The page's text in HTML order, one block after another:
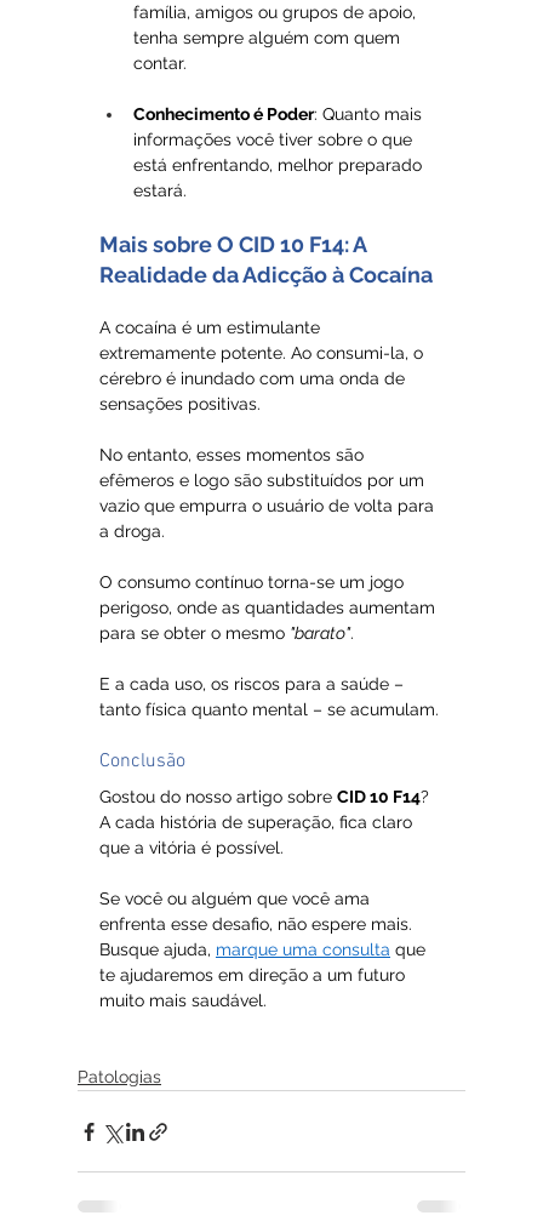
família, amigos ou grupos de apoio,
tenha sempre alguém com quem
contar.
Conhecimento é Poder: Quanto mais
informações você tiver sobre o que
está enfrentando, melhor preparado
estará.
Mais sobre O CID 10 F14: A
Realidade da Adicção à Cocaína
A cocaína é um estimulante
extremamente potente. Ao consumi-la, o
cérebro é inundado com uma onda de
sensações positivas.
No entanto, esses momentos são
efêmeros e logo são substituídos por um
vazio que empurra o usuário de volta para
a droga.
O consumo contínuo torna-se um jogo
perigoso, onde as quantidades aumentam
para se obter o mesmo "barato".
E a cada uso, os riscos para a saúde –
tanto física quanto mental – se acumulam.
Conclusão
Gostou do nosso artigo sobre CID 10 F14?
A cada história de superação, fica claro
que a vitória é possível.
Se você ou alguém que você ama
enfrenta esse desafio, não espere mais.
Busque ajuda, marque uma consulta que
te ajudaremos em direção a um futuro
muito mais saudável.
Patologias